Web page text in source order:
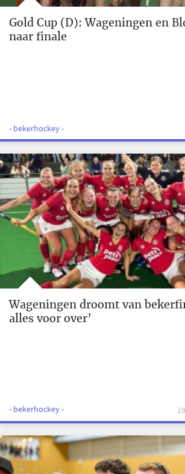
Gold Cup (D): Wageningen en
naar finale
- bekerhockey -
Wageningen droomt van
alles voor over’
- bekerhockey -